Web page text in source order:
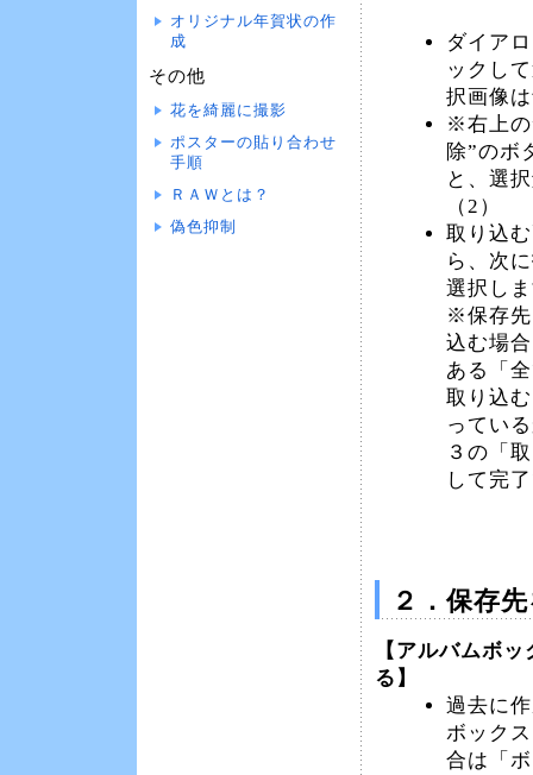
オリジナル年賀状の作
成
その他
花を綺麗に撮影
ポスターの貼り合わせ
手順
ＲＡＷとは？
偽色抑制
ダイア
ックし
択画像
※右上の
除”のボ
と、選
（2）
取り込
ら、次
選択し
※保存先
込む場
ある「
取り込
ってい
３の「
して完
２．保存
【アルバムボ
る】
過去に
ボック
合は「